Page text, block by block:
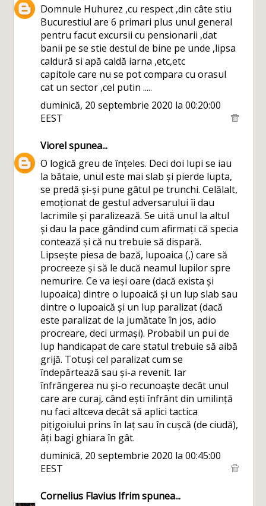
Domnule Huhurez ,cu respect ,din câte stiu
Bucurestiul are 6 primari plus unul general
pentru facut excursii cu pensionarii ,dat
banii pe se stie destul de bine pe unde ,lipsa
caldură si apă caldă iarna ,etc,etc
capitole care nu se pot compara cu orasul
cat un sector ,cel putin .....
duminică, 20 septembrie 2020 la 00:20:00
EEST
Viorelspunea...
O logică greu de înțeles. Deci doi lupi se iau
la bătaie, unul este mai slab și pierde lupta,
se predă și-și pune gâtul pe trunchi. Celălalt,
emoționat de gestul adversarului îi dau
lacrimile și paralizează. Se uită unul la altul
și dau la pace gândind cum afirmați că specia
contează și că nu trebuie să dispară.
Lipsește piesa de bază, lupoaica (,) care să
procreeze și să le ducă neamul lupilor spre
nemurire. Ce va ieși oare (dacă exista și
lupoaica) dintre o lupoaică și un lup slab sau
dintre o lupoaică și un lup paralizat (dacă
este paralizat de la jumătate în jos, adio
procreare, deci urmași). Probabil un pui de
lup handicapat de care statul trebuie să aibă
grijă. Totuși cel paralizat cum se
îndepărtează sau și-a revenit. Iar
înfrângerea nu și-o recunoaște decât unul
care are curaj, când ești înfrânt din umilință
nu faci altceva decât să aplici tactica
pițigoiului prins în laț sau în cușcă (de ciudă),
âți bagi ghiara în gât.
duminică, 20 septembrie 2020 la 00:45:00
EEST
Cornelius Flavius Ifrimspunea...